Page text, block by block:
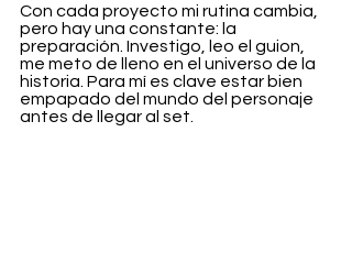
Con cada proyecto mi rutina cambia,
pero hay una constante: la
preparación. Investigo, leo el guion,
me meto de lleno en el universo de la
historia. Para mí es clave estar bien
empapado del mundo del personaje
antes de llegar al set.